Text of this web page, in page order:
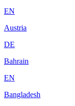
EN
Austria
DE
Bahrain
EN
Bangladesh